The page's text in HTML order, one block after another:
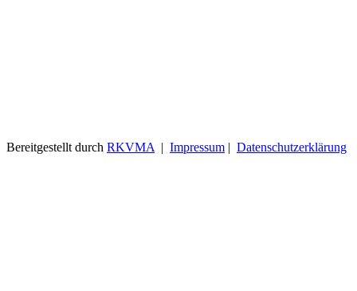
Bereitgestellt durch RKVMA | Impressum | Datenschutzerklärung